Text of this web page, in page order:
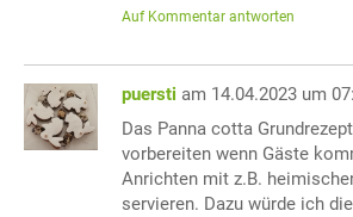
Auf Kommentar antworten
puersti am 14.04.2023 um
Das Panna cotta
vorbereiten wenn Gäste
Anrichten mit z.B.
servieren. Dazu würde ich